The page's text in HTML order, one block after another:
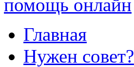
Главная
Нужен совет?